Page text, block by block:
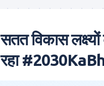
सतत विकास
रहा